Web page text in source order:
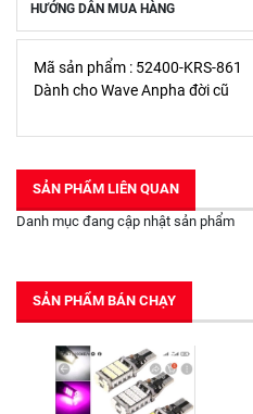
HƯỚNG DẪN MUA HÀNG
Mã sản phẩm : 52400-KRS-861
Dành cho Wave Anpha đời cũ
SẢN PHẨM LIÊN QUAN
Danh mục đang cập nhật sản phẩm
SẢN PHẨM BÁN CHẠY